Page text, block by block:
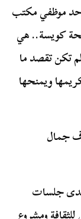
موظفي مكتب
كويسة.. هي
تكن تقصد ما
ويمنحها
جمال
جلسات